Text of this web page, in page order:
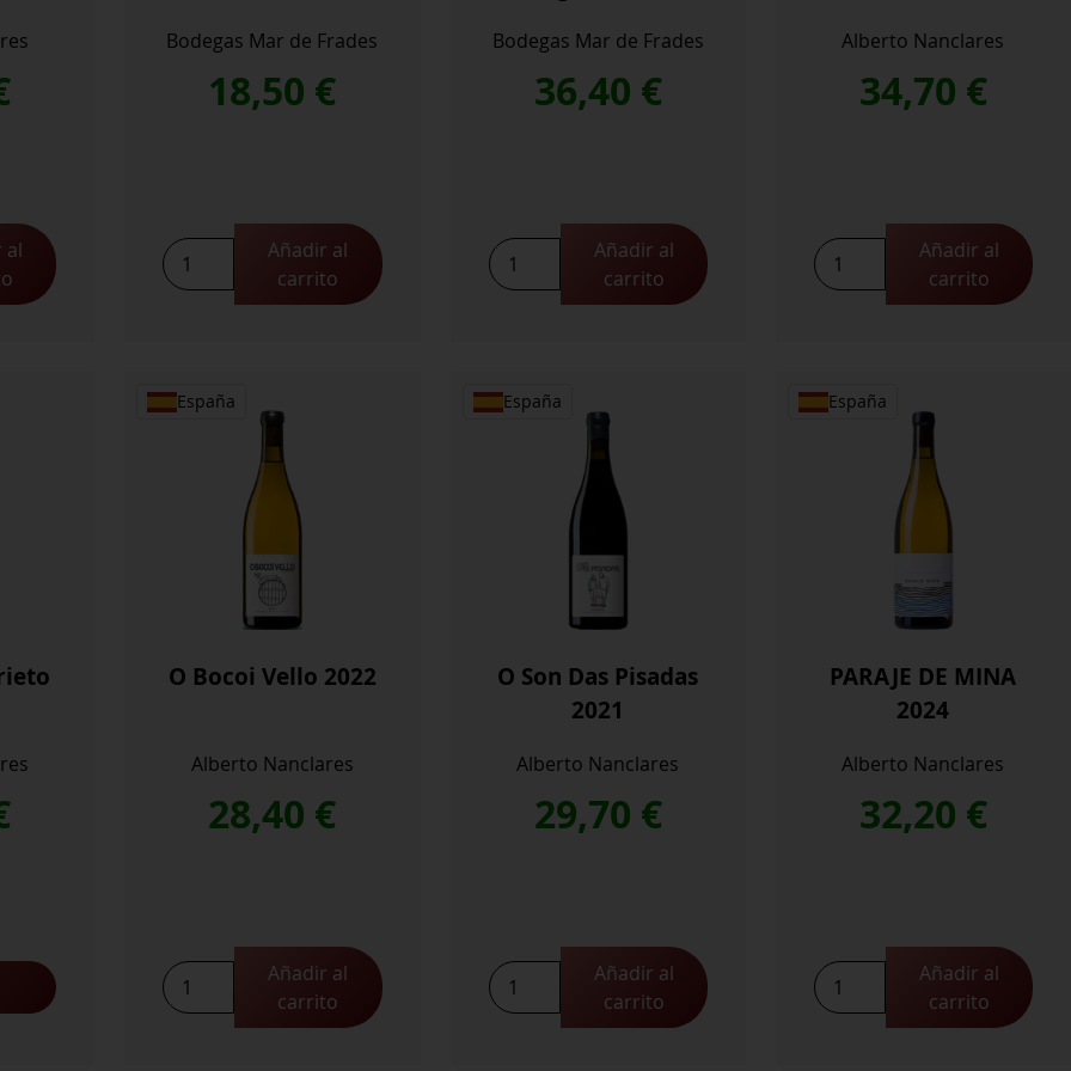
al
Bodegas Mar de Frades
18,50 €
Mar
de
Añadir al
carrito
Bodegas Mar de Frades
36,40 €
Añadir al
carrito
Alberto Nanclares
34,70 €
Miñato
Da
Añadir al
carrito
España
O Bocoi Vello 2022
Alberto Nanclares
28,40 €
O
Bocoi
Añadir al
carrito
España
O Son Das Pisadas
2021
Alberto Nanclares
29,70 €
O
Son
Añadir al
carrito
España
PARAJE DE MINA
2024
Alberto Nanclares
32,20 €
PARAJE
DE
Añadir al
carrito